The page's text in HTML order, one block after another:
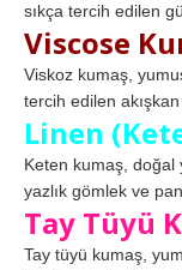
sıkça tercih edilen
Viscose
Viskoz kumaş,
tercih edilen
Linen
Keten kumaş, doğal
yazlık gömlek ve
Tay Tüyü
Tay tüyü kumaş,